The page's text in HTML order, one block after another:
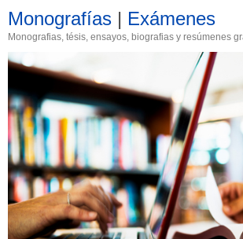
Monografías | Exámenes
Monografias, tésis, ensayos, biografias y resúmenes